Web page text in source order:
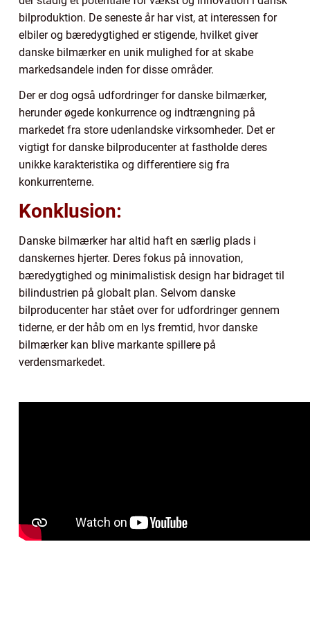
bilproduktion. De seneste år har vist, at interessen for
elbiler og bæredygtighed er stigende, hvilket giver
danske bilmærker en unik mulighed for at skabe
markedsandele inden for disse områder.
Der er dog også udfordringer for danske bilmærker,
herunder øgede konkurrence og indtrængning på
markedet fra store udenlandske virksomheder. Det er
vigtigt for danske bilproducenter at fastholde deres
unikke karakteristika og differentiere sig fra
konkurrenterne.
Konklusion:
Danske bilmærker har altid haft en særlig plads i
danskernes hjerter. Deres fokus på innovation,
bæredygtighed og minimalistisk design har bidraget til
bilindustrien på globalt plan. Selvom danske
bilproducenter har stået over for udfordringer gennem
tiderne, er der håb om en lys fremtid, hvor danske
bilmærker kan blive markante spillere på
verdensmarkedet.